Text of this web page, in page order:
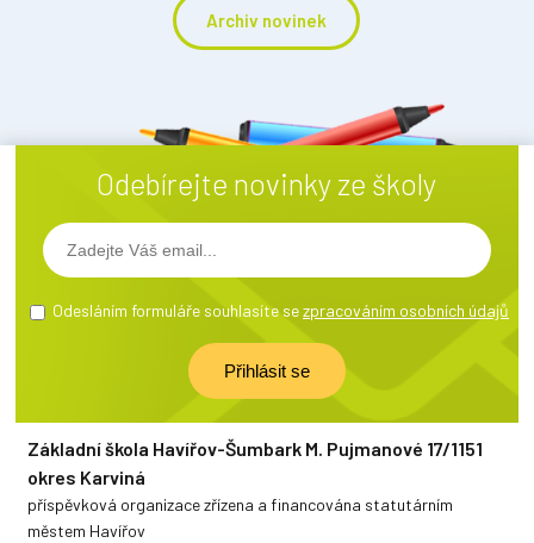
Archiv novinek
Odebírejte novinky ze školy
Odesláním formuláře souhlasíte sezpracováním osobních údajů
Základní škola Havířov-Šumbark M. Pujmanové 17/1151
okres Karviná
příspěvková organizace zřízena a financována statutárním
městem Havířov